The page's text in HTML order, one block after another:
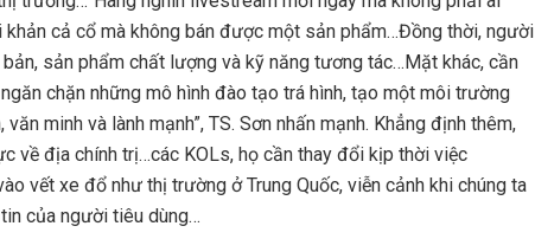
khản cả cổ mà không bán được một sản phẩm…Đồng thời, người
sản phẩm chất lượng và kỹ năng tương tác…Mặt khác, cần
chặn những mô hình đào tạo trá hình, tạo một môi trường
minh và lành mạnh”, TS. Sơn nhấn mạnh. Khẳng định thêm,
về địa chính trị…các KOLs, họ cần thay đổi kịp thời việc
vết xe đổ như thị trường ở Trung Quốc, viễn cảnh khi chúng ta
của người tiêu dùng…